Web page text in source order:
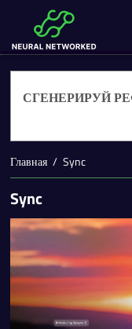
СГЕНЕРИРУЙ
Главная Sync
Sync